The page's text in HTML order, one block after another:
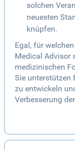
solchen
neuesten
knüpfen.
Egal, für
Medical Advisor
medizinischen
Sie unterstützen
zu entwickeln
Verbesserung